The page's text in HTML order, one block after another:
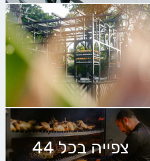
צפייה בכל 44